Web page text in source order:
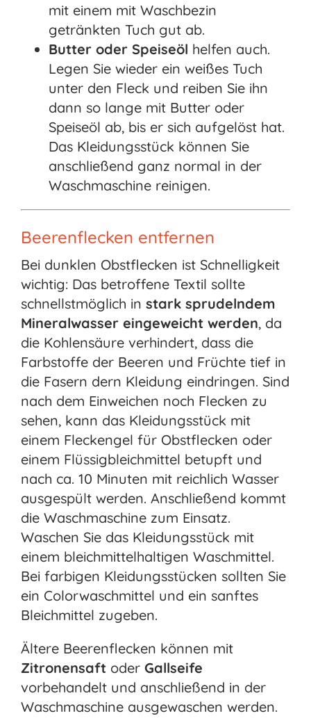
mit einem mit Waschbezin
getränkten Tuch gut ab.
Butter oder Speiseöl helfen auch.
Legen Sie wieder ein weißes Tuch
unter den Fleck und reiben Sie ihn
dann so lange mit Butter oder
Speiseöl ab, bis er sich aufgelöst hat.
Das Kleidungsstück können Sie
anschließend ganz normal in der
Waschmaschine reinigen.
Beerenflecken entfernen
Bei dunklen Obstflecken ist Schnelligkeit
wichtig: Das betroffene Textil sollte
schnellstmöglich in stark sprudelndem
Mineralwasser eingeweicht werden, da
die Kohlensäure verhindert, dass die
Farbstoffe der Beeren und Früchte tief in
die Fasern dern Kleidung eindringen. Sind
nach dem Einweichen noch Flecken zu
sehen, kann das Kleidungsstück mit
einem Fleckengel für Obstflecken oder
einem Flüssigbleichmittel betupft und
nach ca. 10 Minuten mit reichlich Wasser
ausgespült werden. Anschließend kommt
die Waschmaschine zum Einsatz.
Waschen Sie das Kleidungsstück mit
einem bleichmittelhaltigen Waschmittel.
Bei farbigen Kleidungsstücken sollten Sie
ein Colorwaschmittel und ein sanftes
Bleichmittel zugeben.
Ältere Beerenflecken können mit
Zitronensaftoder Gallseife
vorbehandelt und anschließend in der
Waschmaschine ausgewaschen werden.